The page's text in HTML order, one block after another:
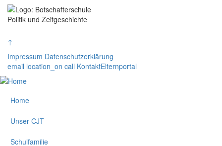
Politik und Zeitgeschichte
↑
Impressum Datenschutzerklärung
email location_on call KontaktElternportal
Home
Unser CJT
Schulfamilie